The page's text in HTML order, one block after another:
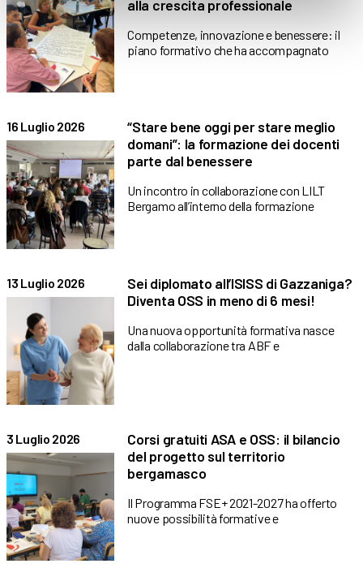
alla crescita professionale
Competenze, innovazione e benessere: il
piano formativo che ha accompagnato
16 Luglio 2026
“Stare bene oggi per stare meglio
domani”: la formazione dei docenti
parte dal benessere
Un incontro in collaborazione con LILT
Bergamo all’interno della formazione
13 Luglio 2026
Sei diplomato all’ISISS di Gazzaniga?
Diventa OSS in meno di 6 mesi!
Una nuova opportunità formativa nasce
dalla collaborazione tra ABF e
3 Luglio 2026
Corsi gratuiti ASA e OSS: il bilancio
del progetto sul territorio
bergamasco
Il Programma FSE+ 2021-2027 ha offerto
nuove possibilità formative e